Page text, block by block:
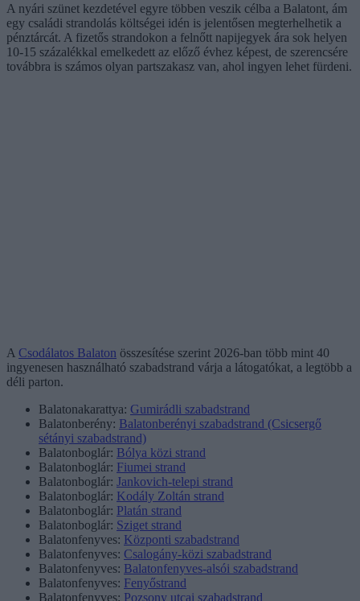
A nyári szünet kezdetével egyre többen veszik célba a Balatont, ám
egy családi strandolás költségei idén is jelentősen megterhelhetik a
pénztárcát. A fizetős strandokon a felnőtt napijegyek ára sok helyen
10-15 százalékkal emelkedett az előző évhez képest, de szerencsére
továbbra is számos olyan partszakasz van, ahol ingyen lehet fürdeni.
A Csodálatos Balaton összesítése szerint 2026-ban több mint 40
ingyenesen használható szabadstrand várja a látogatókat, a legtöbb a
déli parton.
Balatonakarattya: Gumirádli szabadstrand
Balatonberény: Balatonberényi szabadstrand (Csicsergő
sétányi szabadstrand)
Balatonboglár: Bólya közi strand
Balatonboglár: Fiumei strand
Balatonboglár: Jankovich-telepi strand
Balatonboglár: Kodály Zoltán strand
Balatonboglár: Platán strand
Balatonboglár: Sziget strand
Balatonfenyves: Központi szabadstrand
Balatonfenyves: Csalogány-közi szabadstrand
Balatonfenyves: Balatonfenyves-alsói szabadstrand
Balatonfenyves: Fenyőstrand
Balatonfenyves: Pozsony utcai szabadstrand